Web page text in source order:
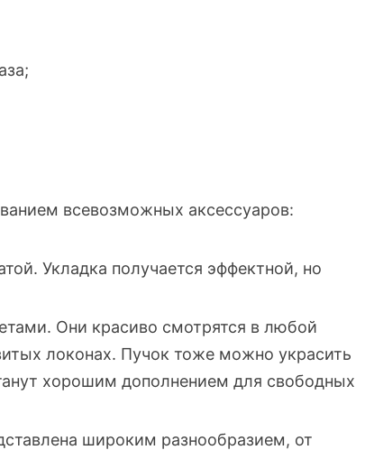
всевозможных аксессуаров:
Укладка получается эффектной, но
Они красиво смотрятся в любой
локонах. Пучок тоже можно украсить
хорошим дополнением для свободных
широким разнообразием, от